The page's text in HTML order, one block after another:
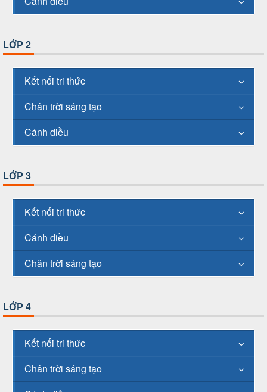
LỚP 2
Kết nối tri thức
Chân trời sáng tạo
Cánh diều
LỚP 3
Kết nối tri thức
Cánh diều
Chân trời sáng tạo
LỚP 4
Kết nối tri thức
Chân trời sáng tạo